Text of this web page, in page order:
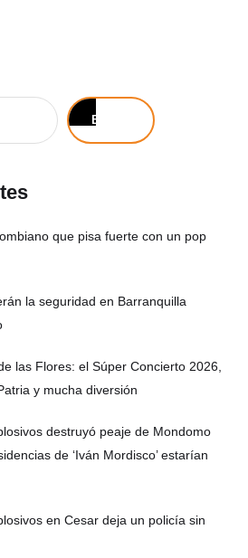
Buscar
que pisa fuerte con un pop
la seguridad en Barranquilla
las Flores: el Súper Concierto 2026,
y mucha diversión
destruyó peaje de Mondomo
de ‘Iván Mordisco’ estarían
en Cesar deja un policía sin